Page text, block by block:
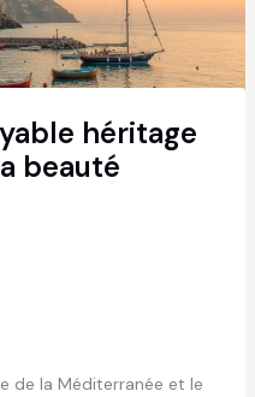
héritage
beauté
de la Méditerranée et le